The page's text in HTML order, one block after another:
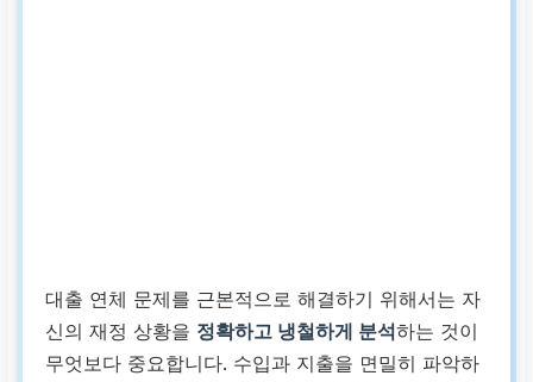
대출 연체 문제를 근본적으로 해결하기 위해서는 자
신의 재정 상황을 정확하고 냉철하게 분석하는 것이
무엇보다 중요합니다. 수입과 지출을 면밀히 파악하